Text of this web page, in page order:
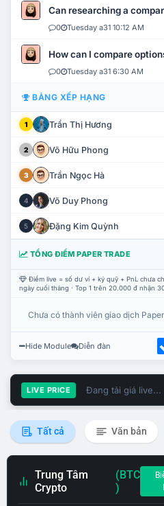
Can researching a
0 Tuesday a31 10:12 AM
How can I compare
0 Tuesday a31 6:30 AM
BẢNG XẾP HẠNG
1 Trần Thị Hương
2 Võ Hữu Phong
3 Trần Ngọc Hà
4 Võ Duy Phong
5 Đặng Kim Quỳnh
TỔNG ĐIỂM PAPER TRADE
Điểm live = số dư ví + ký quỹ + PnL chưa
ngày cuối tháng · Top 1 trên 20.000 đ nhận
Chưa có thành viên giao dịch
Hide Module Diễn đàn
LIVE PRICE Đang tải giá live...
Tất cả Văn bản
Trung Tâm
Crypto
(BTC
)